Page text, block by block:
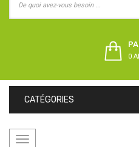
0
CATÉGORIES
Basculer